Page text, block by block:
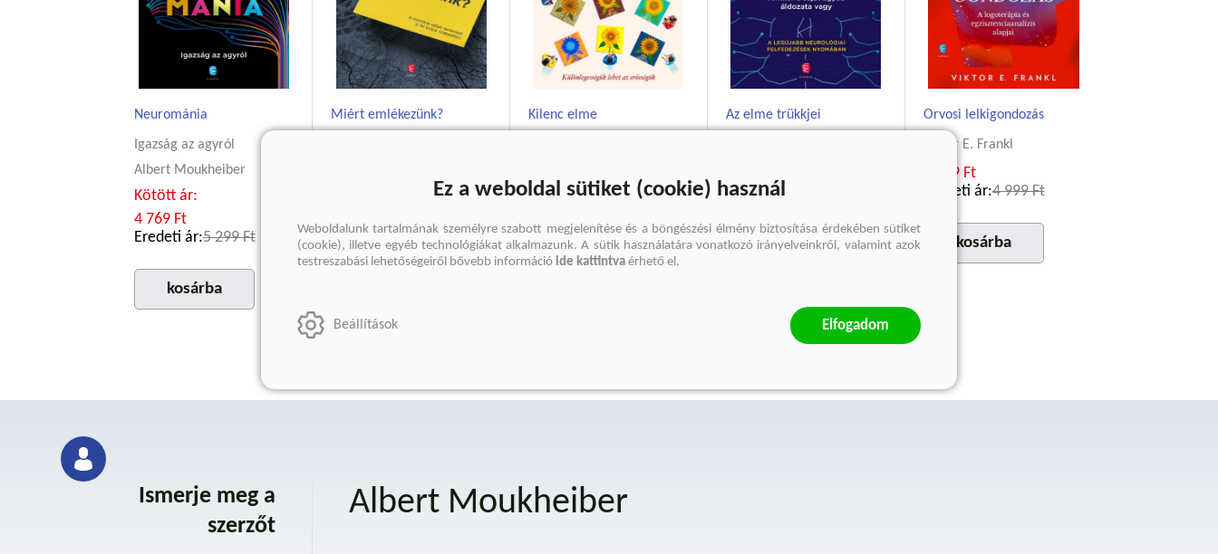
Neurománia
Igazság az agyról
Albert Moukheiber
Kötött ár:
4 769 Ft
Eredeti ár:5 299 Ft
kosárba
Miért emlékezünk?
kosárba
Kilenc elme
5 219 Ft
kosárba
Az elme trükkjei
Eredeti ár:
kosárba
Orvosi lelkigondozás
Viktor E. Frankl
3 749 Ft
Eredeti ár:4 999 Ft
kosárba
Ismerje meg a
szerzőt
Albert Moukheiber
Ez a weboldal sütiket (cookie) használ
Weboldalunk tartalmának személyre szabott megjelenítése és a böngészési élmény biztosítása érdekében sütiket
(cookie), illetve egyéb technológiákat alkalmazunk. A sütik használatára vonatkozó irányelveinkről, valamint azok
testreszabási lehetőségeiről bővebb információ ide kattintva érhető el.
Beállítások Elfogadom